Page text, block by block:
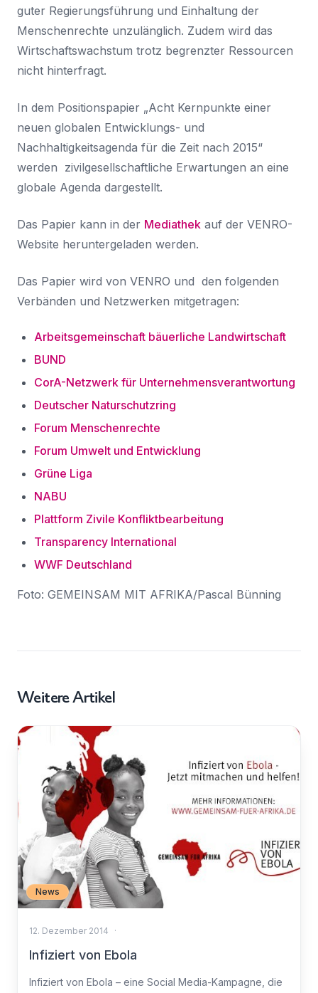
guter Regierungsführung und Einhaltung der
Menschenrechte unzulänglich. Zudem wird das
Wirtschaftswachstum trotz begrenzter Ressourcen
nicht hinterfragt.
In dem Positionspapier „Acht Kernpunkte einer
neuen globalen Entwicklungs- und
Nachhaltigkeitsagenda für die Zeit nach 2015“
werden zivilgesellschaftliche Erwartungen an eine
globale Agenda dargestellt.
Das Papier kann in der Mediathek auf der VENRO-
Website heruntergeladen werden.
Das Papier wird von VENRO und den folgenden
Verbänden und Netzwerken mitgetragen:
Arbeitsgemeinschaft bäuerliche Landwirtschaft
BUND
CorA-Netzwerk für Unternehmensverantwortung
Deutscher Naturschutzring
Forum Menschenrechte
Forum Umwelt und Entwicklung
Grüne Liga
NABU
Plattform Zivile Konfliktbearbeitung
Transparency International
WWF Deutschland
Foto: GEMEINSAM MIT AFRIKA/Pascal Bünning
Weitere Artikel
News
12. Dezember 2014 ·
Infiziert von Ebola
Infiziert von Ebola – eine Social Media-Kampagne, die